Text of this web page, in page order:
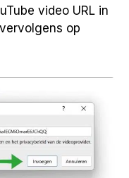
video URL in
op